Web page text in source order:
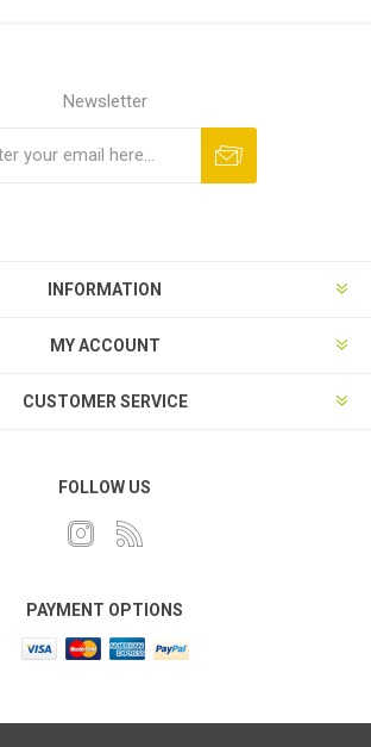
Newsletter
INFORMATION
MY ACCOUNT
CUSTOMER SERVICE
FOLLOW US
PAYMENT OPTIONS